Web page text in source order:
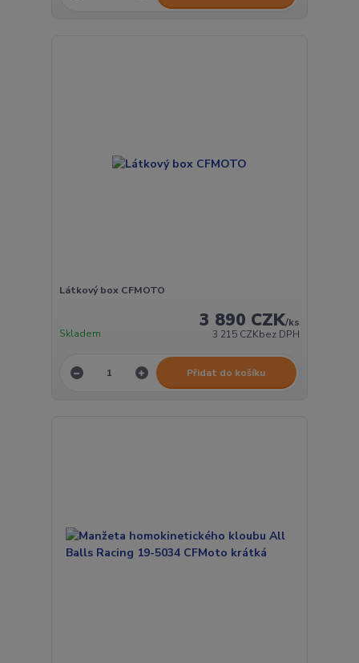
Látkový box CFMOTO
3 890 CZK/ks
3 215 CZKbez DPH
Skladem
Přidat do košíku